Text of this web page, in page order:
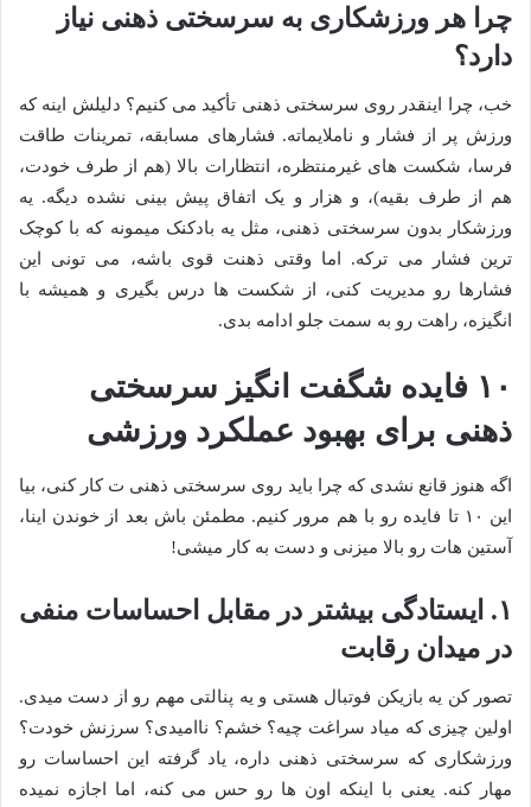
چرا هر ورزشکاری به سرسختی ذهنی نیاز
دارد؟
خب، چرا اینقدر روی سرسختی ذهنی تأکید می کنیم؟ دلیلش اینه که
ورزش پر از فشار و ناملایماته. فشارهای مسابقه، تمرینات طاقت
فرسا، شکست های غیرمنتظره، انتظارات بالا (هم از طرف خودت،
هم از طرف بقیه)، و هزار و یک اتفاق پیش بینی نشده دیگه. یه
ورزشکار بدون سرسختی ذهنی، مثل یه بادکنک میمونه که با کوچک
ترین فشار می ترکه. اما وقتی ذهنت قوی باشه، می تونی این
فشارها رو مدیریت کنی، از شکست ها درس بگیری و همیشه با
انگیزه، راهت رو به سمت جلو ادامه بدی.
۱۰ فایده شگفت انگیز سرسختی
ذهنی برای بهبود عملکرد ورزشی
اگه هنوز قانع نشدی که چرا باید روی سرسختی ذهنی ت کار کنی، بیا
این ۱۰ تا فایده رو با هم مرور کنیم. مطمئن باش بعد از خوندن اینا،
آستین هات رو بالا میزنی و دست به کار میشی!
۱. ایستادگی بیشتر در مقابل احساسات منفی
در میدان رقابت
تصور کن یه بازیکن فوتبال هستی و یه پنالتی مهم رو از دست میدی.
اولین چیزی که میاد سراغت چیه؟ خشم؟ ناامیدی؟ سرزنش خودت؟
ورزشکاری که سرسختی ذهنی داره، یاد گرفته این احساسات رو
مهار کنه. یعنی با اینکه اون ها رو حس می کنه، اما اجازه نمیده